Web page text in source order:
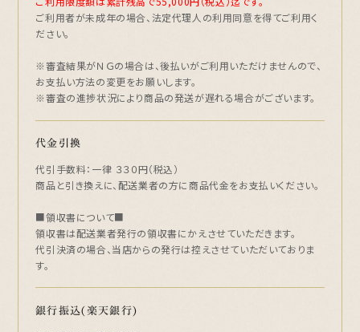
ご利用者が未成年の場合、法定代理人の利用同意を得てご利用く
ださい。
※審査結果がＮＧの場合は、後払いがご利用いただけませんので、
お支払い方法の変更をお願いします。
※審査の進捗状況により商品の発送が遅れる場合がございます。
代金引換
代引手数料：一律 ３３０円（税込）
商品と引き換えに、配送業者の方に商品代金をお支払いください。
■領収書について■
領収書は配送業者発行の領収書にかえさせていただきます。
代引決済の場合、当店からの発行は控えさせていただいておりま
す。
銀行振込(楽天銀行)